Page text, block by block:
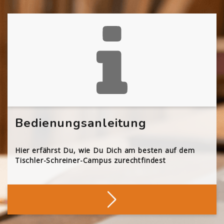
Bedienungsanleitung
Hier erfährst Du, wie Du Dich am besten auf dem
Tischler-Schreiner-Campus zurechtfindest